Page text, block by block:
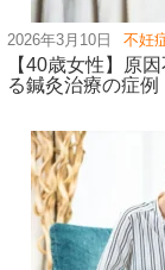
2026年3月10日 不妊
【40歳女性】原
る鍼灸治療の症例